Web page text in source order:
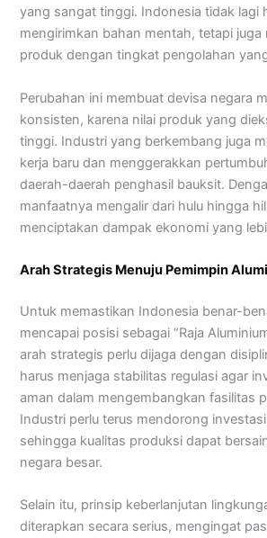
yang sangat tinggi. Indonesia tidak lagi
mengirimkan bahan mentah, tetapi juga
produk dengan tingkat pengolahan
Perubahan ini membuat devisa negara
konsisten, karena nilai produk yang
tinggi. Industri yang berkembang juga
kerja baru dan menggerakkan
daerah-daerah penghasil bauksit.
manfaatnya mengalir dari hulu hingga
menciptakan dampak ekonomi yang
Arah Strategis Menuju Pemimpin
Untuk memastikan Indonesia benar-
mencapai posisi sebagai “Raja
arah strategis perlu dijaga dengan
harus menjaga stabilitas regulasi agar
aman dalam mengembangkan fasilitas
Industri perlu terus mendorong
sehingga kualitas produksi dapat
negara besar.
Selain itu, prinsip keberlanjutan
diterapkan secara serius, mengingat